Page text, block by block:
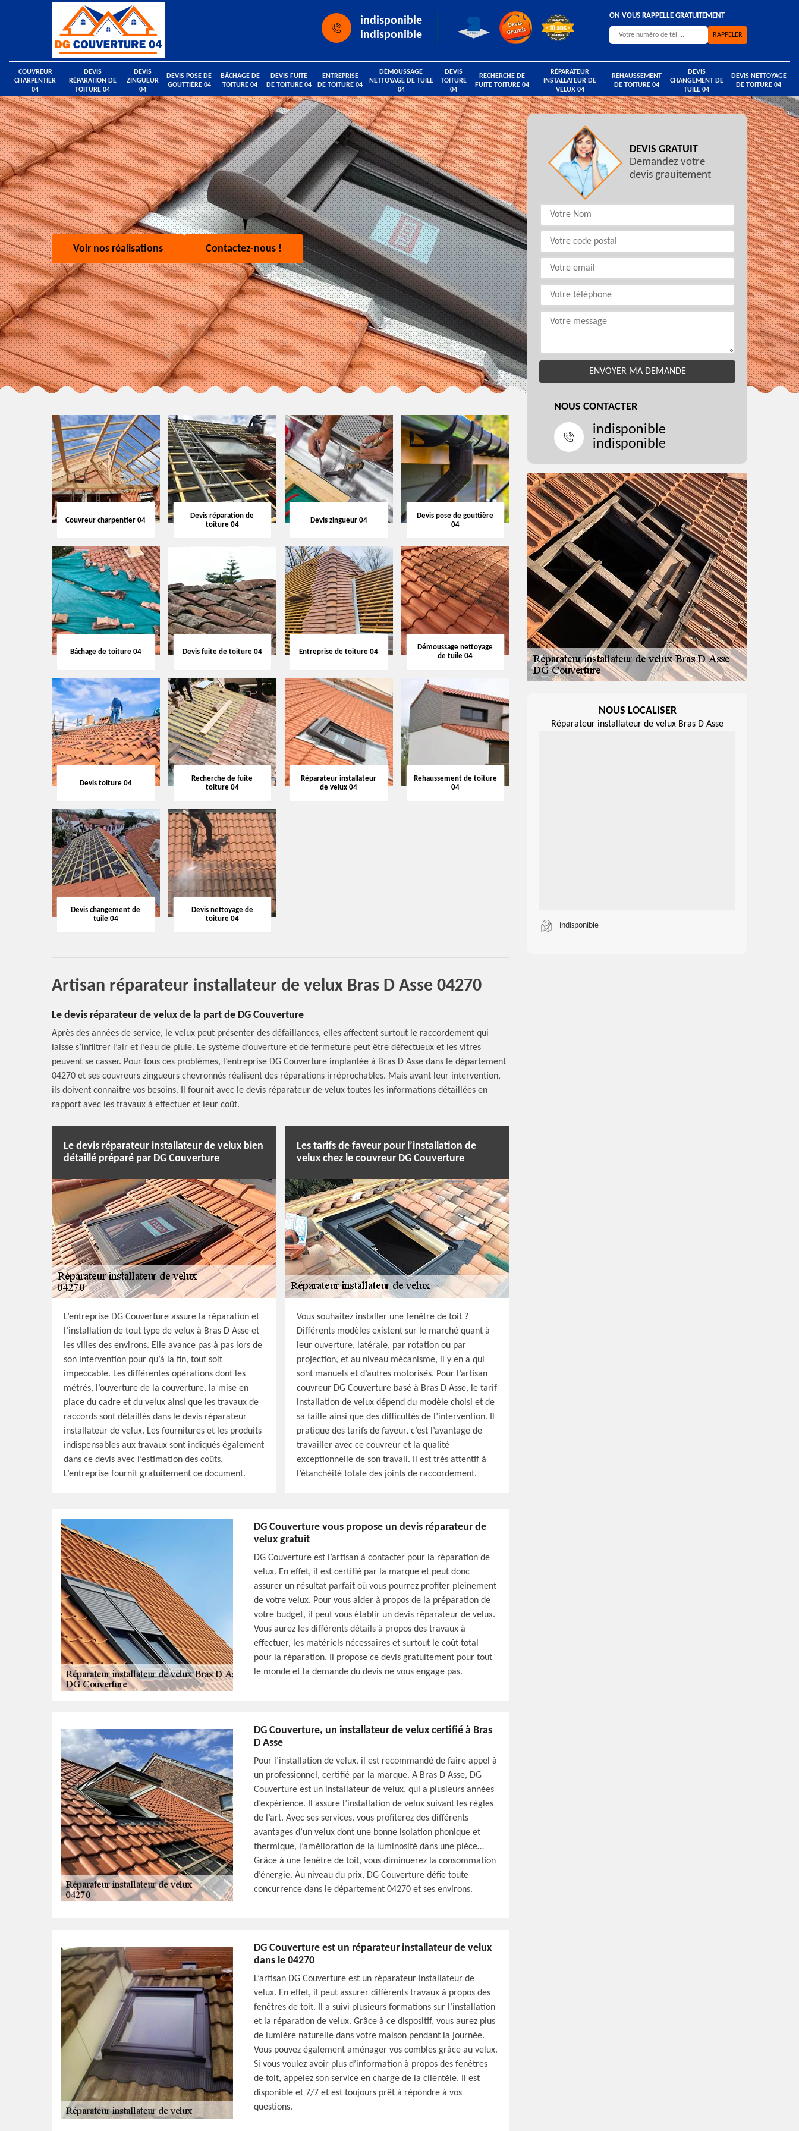
indisponible
indisponible
ON VOUS RAPPELLE GRATUITEMENT
COUVREUR
CHARPENTIER
04
DEVIS
RÉPARATION DE
TOITURE 04
DEVIS
ZINGUEUR
04
DEVIS POSE DE
GOUTTIÈRE 04
BÂCHAGE DE
TOITURE 04
DEVIS FUITE
DE TOITURE 04
ENTREPRISE
DE TOITURE 04
DÉMOUSSAGE
NETTOYAGE DE TUILE
04
DEVIS
TOITURE
04
RECHERCHE DE
FUITE TOITURE 04
RÉPARATEUR
INSTALLATEUR DE
VELUX 04
REHAUSSEMENT
DE TOITURE 04
DEVIS
CHANGEMENT DE
TUILE 04
DEVIS NETTOYAGE
DE TOITURE 04
Voir nos réalisations Contactez-nous !
Couvreur charpentier 04
Devis réparation de
toiture 04
Devis zingueur 04
Devis pose de gouttière
04
Bâchage de toiture 04 Devis fuite de toiture 04 Entreprise de toiture 04
Démoussage nettoyage
de tuile 04
Devis toiture 04
Recherche de fuite
toiture 04
Réparateur installateur
de velux 04
Rehaussement de toiture
04
Devis changement de
tuile 04
Devis nettoyage de
toiture 04
Artisan réparateur installateur de velux Bras D Asse 04270
Le devis réparateur de velux de la part de DG Couverture
Après des années de service, le velux peut présenter des défaillances, elles affectent surtout le raccordement qui
laisse s’infiltrer l’air et l’eau de pluie. Le système d’ouverture et de fermeture peut être défectueux et les vitres
peuvent se casser. Pour tous ces problèmes, l’entreprise DG Couverture implantée à Bras D Asse dans le département
04270 et ses couvreurs zingueurs chevronnés réalisent des réparations irréprochables. Mais avant leur intervention,
ils doivent connaître vos besoins. Il fournit avec le devis réparateur de velux toutes les informations détaillées en
rapport avec les travaux à effectuer et leur coût.
Le devis réparateur installateur de velux bien
détaillé préparé par DG Couverture
L’entreprise DG Couverture assure la réparation et
l’installation de tout type de velux à Bras D Asse et
les villes des environs. Elle avance pas à pas lors de
son intervention pour qu’à la fin, tout soit
impeccable. Les différentes opérations dont les
métrés, l’ouverture de la couverture, la mise en
place du cadre et du velux ainsi que les travaux de
raccords sont détaillés dans le devis réparateur
installateur de velux. Les fournitures et les produits
indispensables aux travaux sont indiqués également
dans ce devis avec l’estimation des coûts.
L’entreprise fournit gratuitement ce document.
Les tarifs de faveur pour l’installation de
velux chez le couvreur DG Couverture
Vous souhaitez installer une fenêtre de toit ?
Différents modèles existent sur le marché quant à
leur ouverture, latérale, par rotation ou par
projection, et au niveau mécanisme, il y en a qui
sont manuels et d’autres motorisés. Pour l’artisan
couvreur DG Couverture basé à Bras D Asse, le tarif
installation de velux dépend du modèle choisi et de
sa taille ainsi que des difficultés de l’intervention. Il
pratique des tarifs de faveur, c’est l’avantage de
travailler avec ce couvreur et la qualité
exceptionnelle de son travail. Il est très attentif à
l’étanchéité totale des joints de raccordement.
DG Couverture vous propose un devis réparateur de
velux gratuit
DG Couverture est l’artisan à contacter pour la réparation de
velux. En effet, il est certifié par la marque et peut donc
assurer un résultat parfait où vous pourrez profiter pleinement
de votre velux. Pour vous aider à propos de la préparation de
votre budget, il peut vous établir un devis réparateur de velux.
Vous aurez les différents détails à propos des travaux à
effectuer, les matériels nécessaires et surtout le coût total
pour la réparation. Il propose ce devis gratuitement pour tout
le monde et la demande du devis ne vous engage pas.
DG Couverture, un installateur de velux certifié à Bras
D Asse
Pour l’installation de velux, il est recommandé de faire appel à
un professionnel, certifié par la marque. A Bras D Asse, DG
Couverture est un installateur de velux, qui a plusieurs années
d’expérience. Il assure l’installation de velux suivant les règles
de l’art. Avec ses services, vous profiterez des différents
avantages d’un velux dont une bonne isolation phonique et
thermique, l’amélioration de la luminosité dans une pièce…
Grâce à une fenêtre de toit, vous diminuerez la consommation
d’énergie. Au niveau du prix, DG Couverture défie toute
concurrence dans le département 04270 et ses environs.
DG Couverture est un réparateur installateur de velux
dans le 04270
L’artisan DG Couverture est un réparateur installateur de
velux. En effet, il peut assurer différents travaux à propos des
fenêtres de toit. Il a suivi plusieurs formations sur l’installation
et la réparation de velux. Grâce à ce dispositif, vous aurez plus
de lumière naturelle dans votre maison pendant la journée.
Vous pouvez également aménager vos combles grâce au velux.
Si vous voulez avoir plus d’information à propos des fenêtres
de toit, appelez son service en charge de la clientèle. Il est
disponible et 7/7 et est toujours prêt à répondre à vos
questions.
DEVIS GRATUIT
Demandez votre
devis grauitement
NOUS CONTACTER
indisponible
indisponible
NOUS LOCALISER
Réparateur installateur de velux Bras D Asse
indisponible